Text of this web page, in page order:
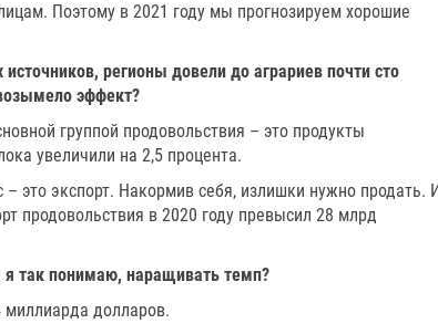
Поэтому в 2021 году мы прогнозируем хорошие
регионы довели до аграриев почти сто
эффект?
группой продовольствия – это продукты
увеличили на 2,5 процента.
это экспорт. Накормив себя, излишки нужно продать.
продовольствия в 2020 году превысил 28 млрд
я так понимаю, наращивать темп?
миллиарда долларов.